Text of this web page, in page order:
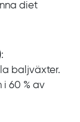
diet
:
baljväxter.
i 60 % av